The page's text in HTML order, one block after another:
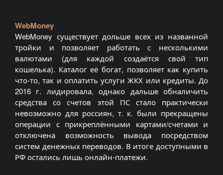
WebMoney
WebMoney существует дольше всех из названной
тройки и позволяет работать с несколькими
валютами (для каждой создаётся свой тип
кошелька). Каталог её богат, позволяет как купить
что-то, так и оплатить услуги ЖКХ или кредиты. До
2016 г. лидировала, однако дальше обналичить
средства со счетов этой ПС стало практически
невозможно для россиян, т. к. были прекращены
операции с прикреплёнными картами/счетами и
отключена возможность вывода посредством
систем денежных переводов. В итоге доступными в
РФ остались лишь онлайн-платежи.